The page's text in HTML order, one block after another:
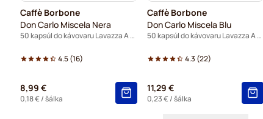
Caffè Borbone
Don Carlo Miscela Nera
50 kapsúl do kávovaru Lavazza A Modo Mio
4.5(16)
8,99 €
0,18 €/ šálka
Caffè Borbone
Don Carlo Miscela Blu
50 kapsúl do kávovaru Lavazza A Modo Mio
4.3 (22)
11,29 €
0,23 €/ šálka